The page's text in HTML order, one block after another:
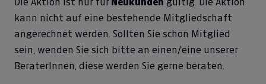
Neukunden
kann nicht auf eine bestehende Mitgliedschaft
angerechnet werden. Sollten Sie schon Mitglied
sein, wenden Sie sich bitte an einen/eine unserer
BeraterInnen, diese werden Sie gerne beraten.